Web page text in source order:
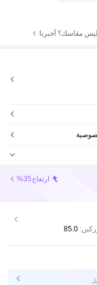
ليس مقاسك؟ أخبرنا
ارتفاع %35
85.0